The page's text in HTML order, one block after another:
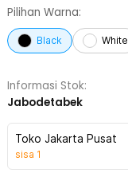
Pilihan Warna:
Black White
Informasi Stok:
Jabodetabek
Toko Jakarta Pusat
sisa 1